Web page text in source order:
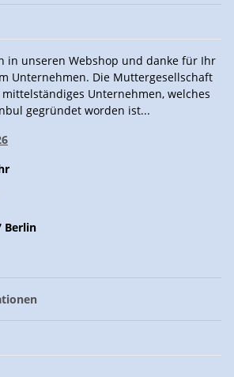
in unseren Webshop und danke für Ihr
Unternehmen. Die Muttergesellschaft
Unternehmen, welches
gegründet worden ist...
Berlin